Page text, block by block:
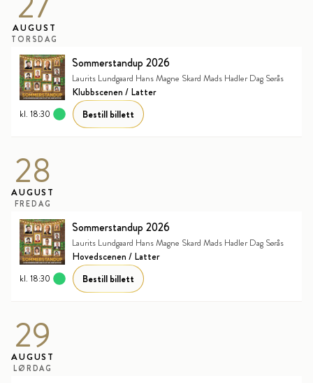
AUGUST
TORSDAG
Sommerstandup 2026
Laurits Lundgaard Hans Magne Skard Mads Hadler Dag Sørås
Klubbscenen / Latter
kl. 18:30 Bestill billett
28
AUGUST
FREDAG
Sommerstandup 2026
Laurits Lundgaard Hans Magne Skard Mads Hadler Dag Sørås
Hovedscenen / Latter
kl. 18:30 Bestill billett
29
AUGUST
LØRDAG